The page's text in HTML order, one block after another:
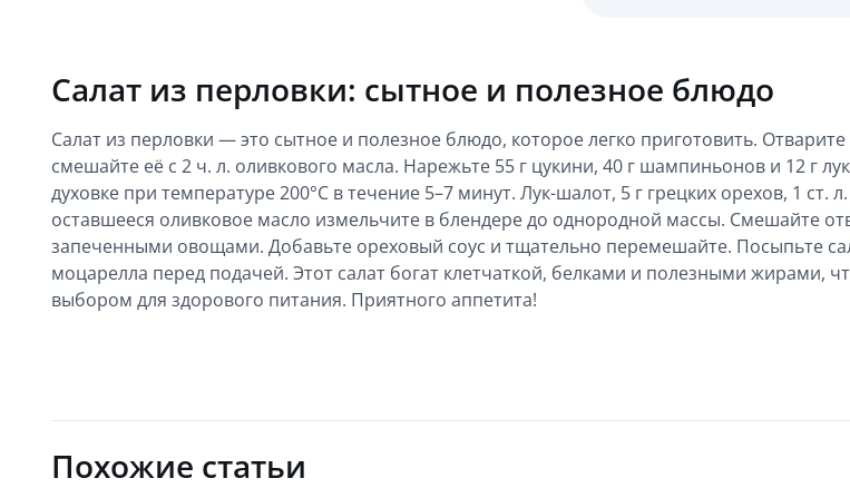
Салат из перловки: сытное и полезное блюдо
Салат из перловки — это сытное и полезное блюдо, которое легко приготовить.
смешайте её с 2 ч. л. оливкового масла. Нарежьте 55 г цукини, 40 г шампиньонов и 12 г
духовке при температуре 200°C в течение 5–7 минут. Лук-шалот, 5 г грецких орехов, 1 ст.
оставшееся оливковое масло измельчите в блендере до однородной массы. Смешайте
запеченными овощами. Добавьте ореховый соус и тщательно перемешайте. Посыпьте
моцарелла перед подачей. Этот салат богат клетчаткой, белками и полезными жирами,
выбором для здорового питания. Приятного аппетита!
Похожие статьи